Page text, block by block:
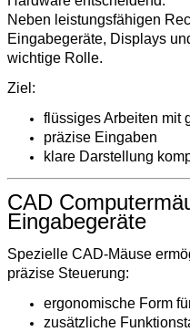
Neben leistungsfähigen
Eingabegeräte, Displays
wichtige Rolle.
Ziel:
flüssiges Arbeiten mit
präzise Eingaben
klare Darstellung
CAD
Eingabegeräte
Spezielle CAD-Mäuse
präzise Steuerung:
ergonomische Form
zusätzliche